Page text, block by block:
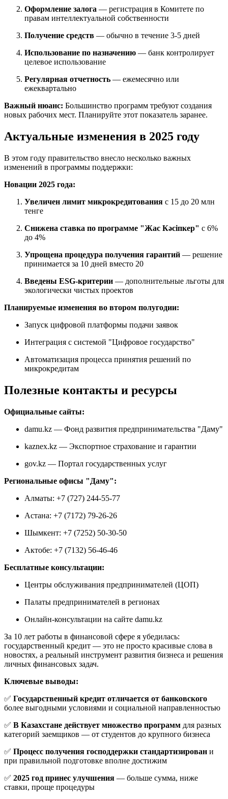
Оформление залога — регистрация в Комитете по
правам интеллектуальной собственности
Получение средств — обычно в течение 3-5 дней
Использование по назначению — банк контролирует
целевое использование
Регулярная отчетность — ежемесячно или
ежеквартально
Важный нюанс: Большинство программ требуют создания
новых рабочих мест. Планируйте этот показатель заранее.
Актуальные изменения в 2025 году
В этом году правительство внесло несколько важных
изменений в программы поддержки:
Новации 2025 года:
Увеличен лимит микрокредитования с 15 до 20 млн
тенге
Снижена ставка по программе "Жас Кәсіпкер" с 6%
до 4%
Упрощена процедура получения гарантий — решение
принимается за 10 дней вместо 20
Введены ESG-критерии — дополнительные льготы для
экологически чистых проектов
Планируемые изменения во втором полугодии:
Запуск цифровой платформы подачи заявок
Интеграция с системой "Цифровое государство"
Автоматизация процесса принятия решений по
микрокредитам
Полезные контакты и ресурсы
Официальные сайты:
damu.kz — Фонд развития предпринимательства "Даму"
kaznex.kz — Экспортное страхование и гарантии
gov.kz — Портал государственных услуг
Региональные офисы "Даму":
Алматы: +7 (727) 244-55-77
Астана: +7 (7172) 79-26-26
Шымкент: +7 (7252) 50-30-50
Актобе: +7 (7132) 56-46-46
Бесплатные консультации:
Центры обслуживания предпринимателей (ЦОП)
Палаты предпринимателей в регионах
Онлайн-консультации на сайте damu.kz
За 10 лет работы в финансовой сфере я убедилась:
государственный кредит — это не просто красивые слова в
новостях, а реальный инструмент развития бизнеса и решения
личных финансовых задач.
Ключевые выводы:
✅ Государственный кредит отличается от банковского
более выгодными условиями и социальной направленностью
✅ В Казахстане действует множество программ для разных
категорий заемщиков — от студентов до крупного бизнеса
✅ Процесс получения господдержки стандартизирован и
при правильной подготовке вполне достижим
✅ 2025 год принес улучшения — больше сумма, ниже
ставки, проще процедуры